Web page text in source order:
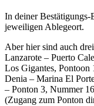
In deiner
jeweiligen Ablegeort.
Aber hier sind auch
Lanzarote – Puerto
Los Gigantes, Pontoon
Denia – Marina El
– Ponton 3, Nummer
(Zugang zum Ponton